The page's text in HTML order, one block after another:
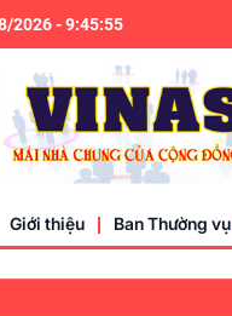
2026-9:45:56
Giới thiệu Ban Thường vụ